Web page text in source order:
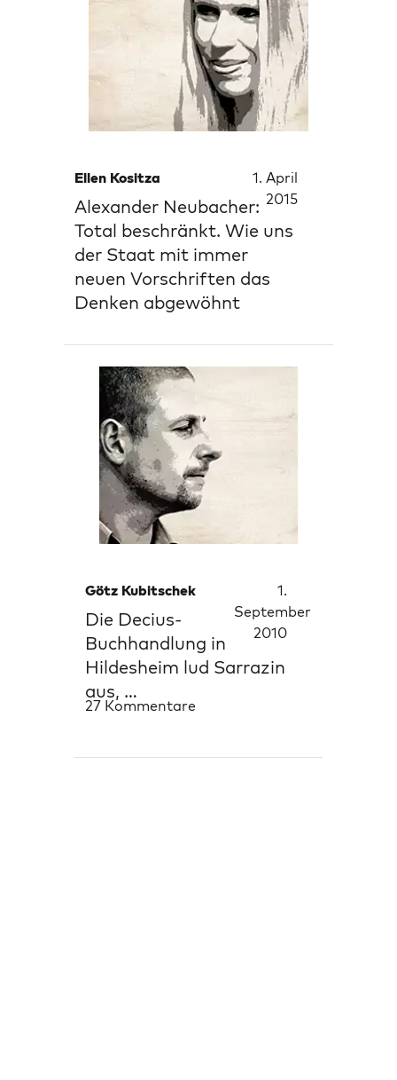
Ellen Kositza
1. April
2015
Alexander Neubacher:
Total beschränkt. Wie uns
der Staat mit immer
neuen Vorschriften das
Denken abgewöhnt
Götz Kubitschek
1.
September
2010
Die Decius-
Buchhandlung in
Hildesheim lud Sarrazin
aus, …
27 Kommentare